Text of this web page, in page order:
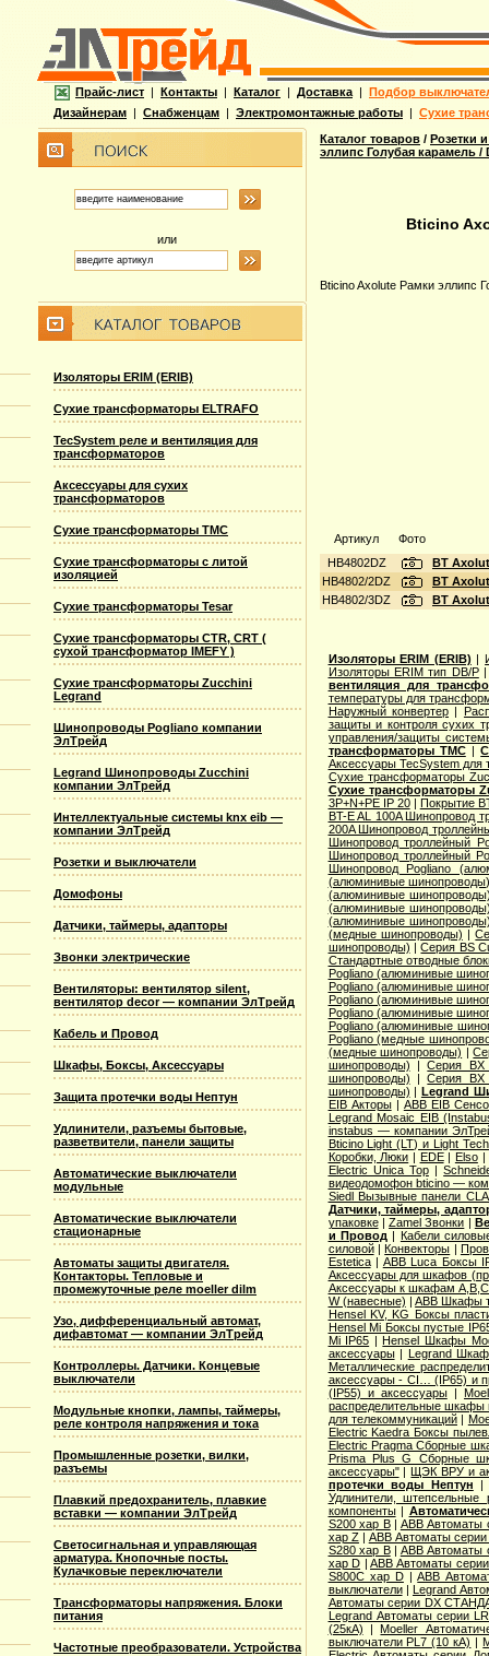
Прайс-лист | Контакты | Каталог | Доставка | Подбор
Дизайнерам | Снабженцам | Электромонтажные работы | Сухие
или
Изоляторы ERIM (ERIB)
Сухие трансформаторы ELTRAFO
TecSystem реле и вентиляция для
трансформаторов
Аксессуары для сухих
трансформаторов
Сухие трансформаторы TMC
Сухие трансформаторы с литой
изоляцией
Сухие трансформаторы Tesar
Сухие трансформаторы CTR, CRT (
сухой трансформатор IMEFY )
Сухие трансформаторы Zucchini
Legrand
Шинопроводы Pogliano компании
ЭлТрейд
Legrand Шинопроводы Zucchini
компании ЭлТрейд
Интеллектуальные системы knx eib —
компании ЭлТрейд
Розетки и выключатели
Домофоны
Датчики, таймеры, адапторы
Звонки электрические
Вентиляторы: вентилятор silent,
вентилятор decor — компании ЭлТрейд
Кабель и Провод
Шкафы, Боксы, Аксессуары
Защита протечки воды Нептун
Удлинители, разъемы бытовые,
разветвители, панели защиты
Автоматические выключатели
модульные
Автоматические выключатели
стационарные
Автоматы защиты двигателя.
Контакторы. Тепловые и
промежуточные реле moeller dilm
Узо, дифференциальный автомат,
дифавтомат — компании ЭлТрейд
Контроллеры. Датчики. Концевые
выключатели
Модульные кнопки, лампы, таймеры,
реле контроля напряжения и тока
Промышленные розетки, вилки,
разъемы
Плавкий предохранитель, плавкие
вставки — компании ЭлТрейд
Светосигнальная и управляющая
арматура. Кнопочные посты.
Кулачковые переключатели
Трансформаторы напряжения. Блоки
питания
Частотные преобразователи. Устройства
Каталог товаров / Розетки
эллипс Голубая карамель /
Bticino
Bticino Axolute Рамки эллипс
Артикул
Фото
HB4802DZ
BT
HB4802/2DZ
BT
HB4802/3DZ
BT
Изоляторы ERIM (ERIB) |
Изоляторы ERIM тип DB/P
вентиляция для
температуры для
Наружный конвертер |
защиты и контроля сухих
управления/защиты
трансформаторы TMC|
Аксессуары TecSystem для
Сухие трансформаторы
Сухие трансформаторы
3P+N+PE IP 20| Покрытие
BT-E AL 100A Шинопровод
200A Шинопровод
Шинопровод троллейный
Шинопровод троллейный
Шинопровод Pogliano
(алюминивые
(алюминивые
(алюминивые
(алюминивые
(медные шинопроводы) |
шинопроводы) |Серия ВS
Стандартные отводные
Pogliano (алюминивые
Pogliano (алюминивые
Pogliano (алюминивые
Pogliano (алюминивые
Pogliano (алюминивые
Pogliano (медные
(медные шинопроводы) |
шинопроводы) |Серия ВХ
шинопроводы) |Серия ВХ
шинопроводы) | Legrand
EIB Акторы| ABB EIB
Legrand Mosaic ЕIB
instabus — компании
Bticino Light (LT) и Light
Коробки, Люки | EDE| Elso|
Electric Unica Top|
видеодомофон bticino —
Siedl Вызывные панели
Датчики, таймеры,
упаковке|Zamel Звонки |
и Провод | Кабели
силовой|Конвекторы |
Estetica| ABB Luca Боксы
Аксессуары для шкафов
Аксессуары к шкафам
W (навесные) |ABB Шкафы
Hensel KV, KG Боксы
Hensel Mi Боксы пустые
Mi IP65 |Hensel Шкафы
аксессуары| Legrand
Металлические
аксессуары - CI… (IP65) и
(IP55) и аксессуары|
распределительные
для телекоммуникаций|
Electric Kaedra Боксы
Electric Pragma Сборные
Prisma Plus G Сборные
аксессуары"|ЩЭК ВРУ и
протечки воды Нептун
Удлинители, штепсельные
компоненты|
S200 хар B| ABB Автоматы
хар Z| ABB Автоматы
S280 хар B| ABB Автоматы
хар D | ABB Автоматы
S800C хар D|ABB
выключатели| Legrand
Автоматы серии DX
Legrand Автоматы серии
(25кА) |Moeller
выключатели PL7 (10 кА) |